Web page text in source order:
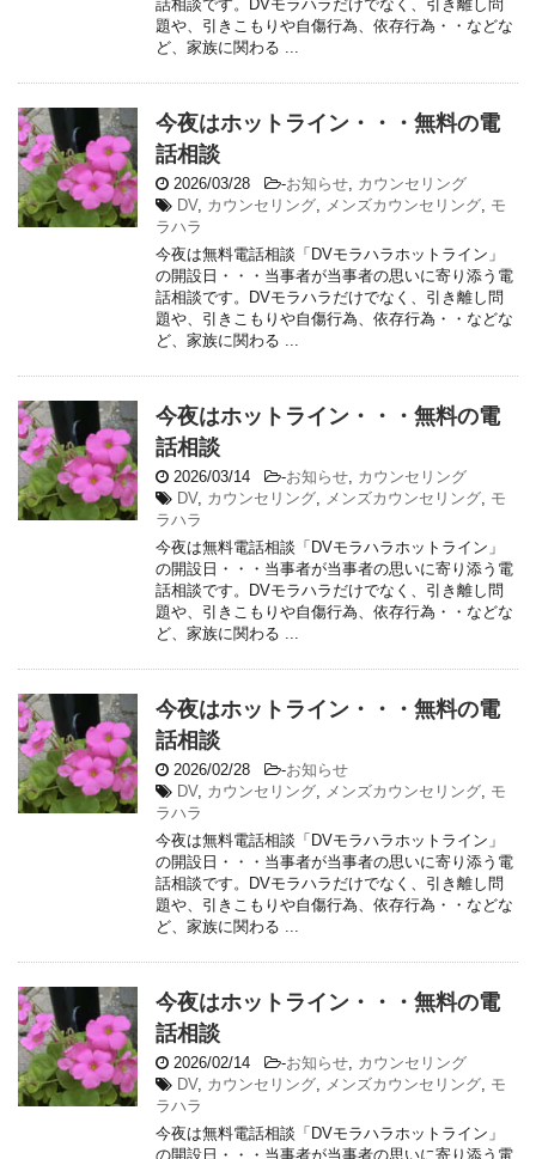
話相談です。DVモラハラだけでなく、引き離し問
題や、引きこもりや自傷行為、依存行為・・などな
ど、家族に関わる ...
今夜はホットライン・・・無料の電
話相談
2026/03/28 -お知らせ, カウンセリング
DV, カウンセリング, メンズカウンセリング, モ
ラハラ
今夜は無料電話相談「DVモラハラホットライン」
の開設日・・・当事者が当事者の思いに寄り添う電
話相談です。DVモラハラだけでなく、引き離し問
題や、引きこもりや自傷行為、依存行為・・などな
ど、家族に関わる ...
今夜はホットライン・・・無料の電
話相談
2026/03/14 -お知らせ, カウンセリング
DV, カウンセリング, メンズカウンセリング, モ
ラハラ
今夜は無料電話相談「DVモラハラホットライン」
の開設日・・・当事者が当事者の思いに寄り添う電
話相談です。DVモラハラだけでなく、引き離し問
題や、引きこもりや自傷行為、依存行為・・などな
ど、家族に関わる ...
今夜はホットライン・・・無料の電
話相談
2026/02/28 -お知らせ
DV, カウンセリング, メンズカウンセリング, モ
ラハラ
今夜は無料電話相談「DVモラハラホットライン」
の開設日・・・当事者が当事者の思いに寄り添う電
話相談です。DVモラハラだけでなく、引き離し問
題や、引きこもりや自傷行為、依存行為・・などな
ど、家族に関わる ...
今夜はホットライン・・・無料の電
話相談
2026/02/14 -お知らせ, カウンセリング
DV, カウンセリング, メンズカウンセリング, モ
ラハラ
今夜は無料電話相談「DVモラハラホットライン」
の開設日・・・当事者が当事者の思いに寄り添う電